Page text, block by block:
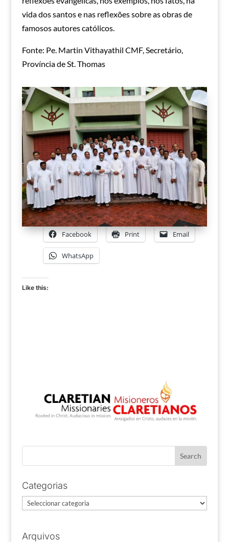
vida dos santos e nas reflexões sobre as obras de
famosos autores católicos.
Fonte: Pe. Martin Vithayathil CMF, Secretário,
Província de St. Thomas
Facebook Print Email
WhatsApp
Like this:
Categorias
Categorias
Arquivos